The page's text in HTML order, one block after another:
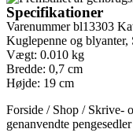
Specifikationer
Varenummerbl13303
Kuglepenne og blyanter,
Vægt: 0.010 kg
Bredde: 0,7 cm
Højde: 19 cm
Forside / Shop / Skrive-
genanvendte pengesedler